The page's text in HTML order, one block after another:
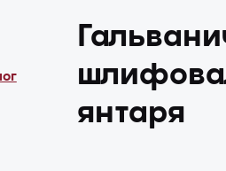
янтаря